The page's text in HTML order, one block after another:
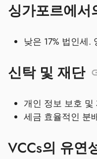
싱가포르에서
낮은 17% 법인세.
신탁 및 재단
개인 정보 보호 및
세금 효율적인 분
VCCs의 유연